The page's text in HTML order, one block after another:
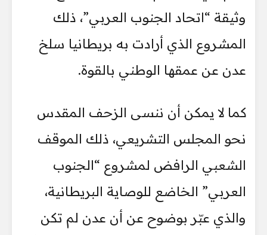
وثيقة “اتحاد الجنوب العربي”، ذلك
المشروع الذي أرادت به بريطانيا سلخ
عدن عن عمقها الوطني بالقوة.
كما لا يمكن أن ننسى الزحف المقدس
نحو المجلس التشريعي، ذلك الموقف
الشعبي الرافض لمشروع “الجنوب
العربي” الخاضع للوصاية البريطانية،
والذي عبّر بوضوح عن أن عدن لم تكن